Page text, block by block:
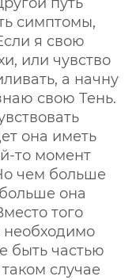
симптомы,
я свою
или чувство
а начну
свою Тень.
она иметь
то момент
чем больше
она
того
необходимо
быть частью
случае